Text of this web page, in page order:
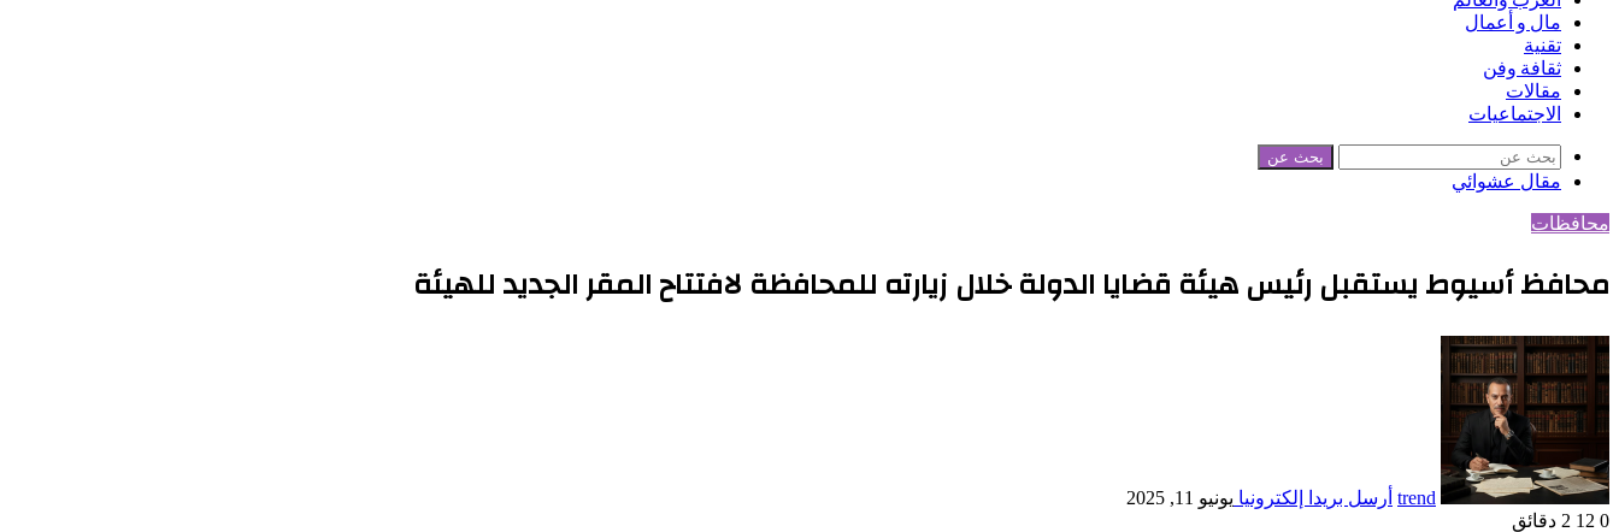
مال و أعمال
تقنية
ثقافة وفن
مقالات
الاجتماعيات
بحث عن
مقال عشوائي
محافظات
محافظ أسيوط يستقبل رئيس هيئة قضايا الدولة خلال زيارته للمحافظة لافتتاح المقر الجديد للهيئة
trend أرسل بريدا إلكترونيا يونيو 11, 2025
0
2 دقائق